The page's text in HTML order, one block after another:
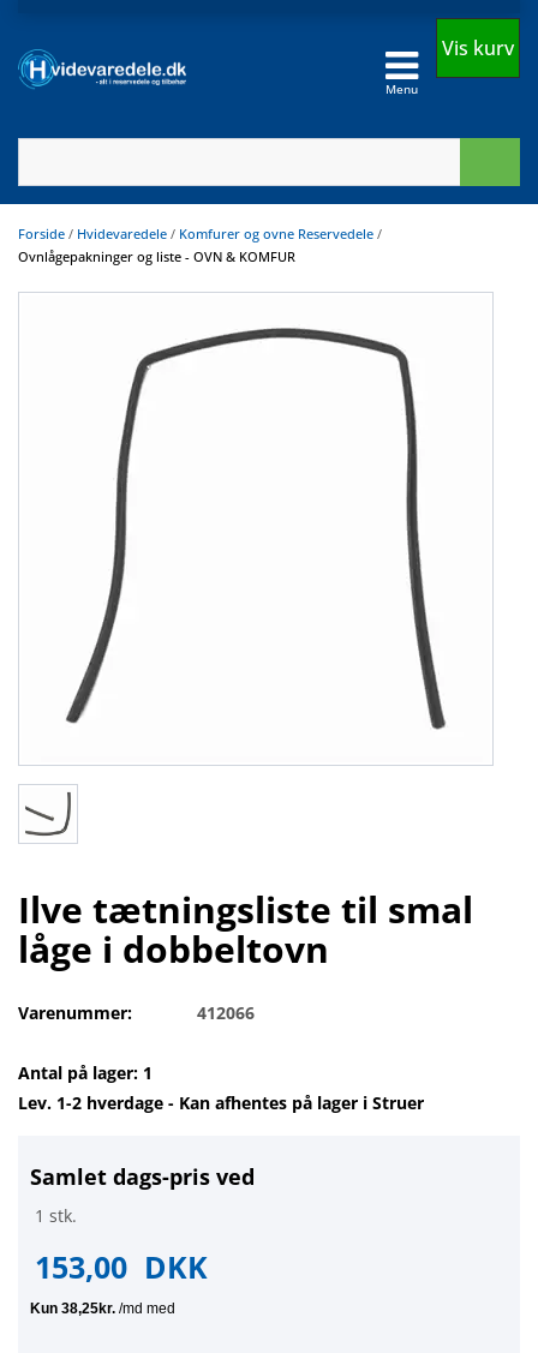
Menu
Vis kurv
Forside / Hvidevaredele / Komfurer og ovne Reservedele /
Ovnlågepakninger og liste - OVN & KOMFUR
Ilve tætningsliste til smal
låge i dobbeltovn
Varenummer: 412066
Antal på lager: 1
Lev. 1-2 hverdage - Kan afhentes på lager i Struer
Samlet dags-pris ved
1 stk.
153,00 DKK